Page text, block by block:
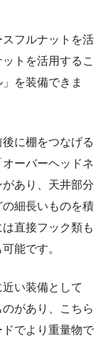
フルナットを活
トを活用するこ
を装備できま
に棚をつなげる
オーバーヘッドネ
あり、天井部分
細長いものを積
直接フック類も
能です。
い装備として
があり、こちら
でより重量物で